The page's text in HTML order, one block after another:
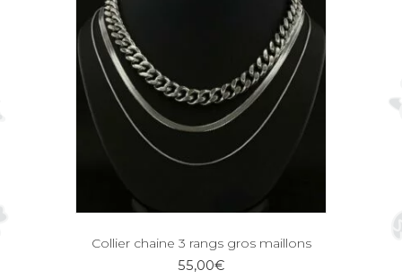
Collier chaine 3 rangs gros maillons
55,00€